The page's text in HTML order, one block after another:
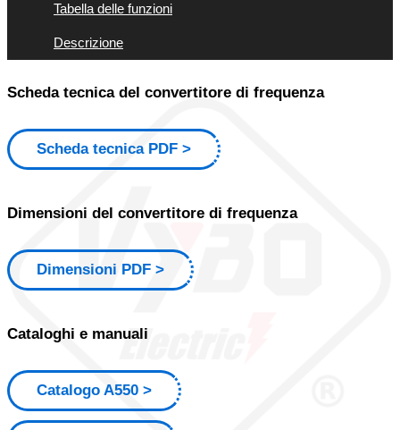
Tabella delle funzioni
Descrizione
Scheda tecnica del convertitore di frequenza
Scheda tecnica PDF
Dimensioni del convertitore di frequenza
Dimensioni PDF
Cataloghi e manuali
Catalogo A550